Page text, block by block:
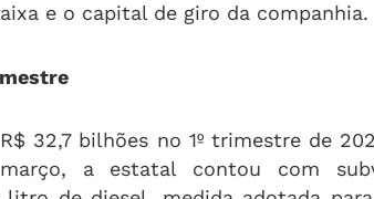
e o capital de giro da companhia.
32,7 bilhões no 1º trimestre de
a estatal contou com